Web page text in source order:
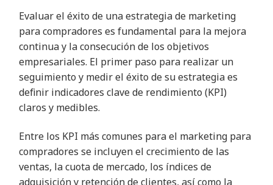
Evaluar el éxito de una estrategia de marketing
para compradores es fundamental para la mejora
continua y la consecución de los objetivos
empresariales. El primer paso para realizar un
seguimiento y medir el éxito de su estrategia es
definir indicadores clave de rendimiento (KPI)
claros y medibles.
Entre los KPI más comunes para el marketing para
compradores se incluyen el crecimiento de las
ventas, la cuota de mercado, los índices de
adquisición y retención de clientes, así como la